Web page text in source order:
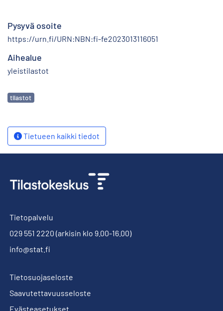
Pysyvä osoite
https://urn.fi/URN:NBN:fi-fe2023013116051
Aihealue
yleistilastot
Avainsanat
tilastot
Tietueen kaikki tiedot
Tietopalvelu
029 551 2220 (arkisin klo 9.00-16.00)
info@stat.fi
Tietosuojaseloste
Saavutettavuusseloste
Evästeasetukset